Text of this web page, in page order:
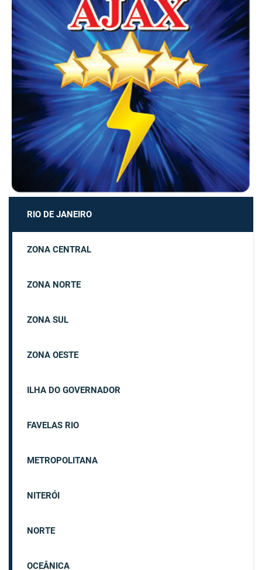
RIO DE JANEIRO
ZONA CENTRAL
ZONA NORTE
ZONA SUL
ZONA OESTE
ILHA DO GOVERNADOR
FAVELAS RIO
METROPOLITANA
NITERÓI
NORTE
OCEÂNICA